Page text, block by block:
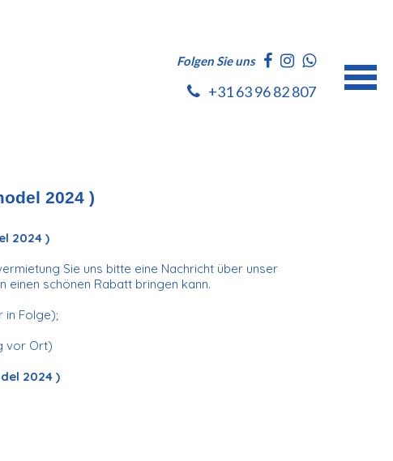
Folgen Sie uns
+31 63 96 82 807
2024 )
2024 )
Sie uns bitte eine Nachricht über unser
einen schönen Rabatt bringen kann.
in Folge);
vor Ort)
2024 )